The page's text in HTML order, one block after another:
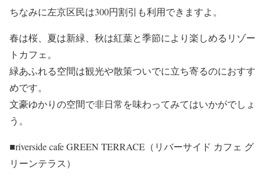
ちなみに左京区民は300円割引も利用できますよ。
春は桜、夏は新緑、秋は紅葉と季節により楽しめるリゾー
トカフェ。
緑あふれる空間は観光や散策ついでに立ち寄るのにおすす
めです。
文豪ゆかりの空間で非日常を味わってみてはいかがでしょ
う。
■riverside cafe GREEN TERRACE（リバーサイド カフェ グ
リーンテラス）